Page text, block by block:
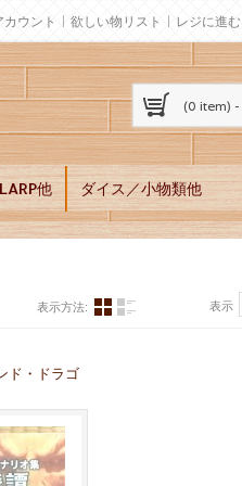
ウント 欲しい物リスト レジに進む
(0 item) -
他 ダイス／小物類他
表示方法: 表示
ド・ドラゴ